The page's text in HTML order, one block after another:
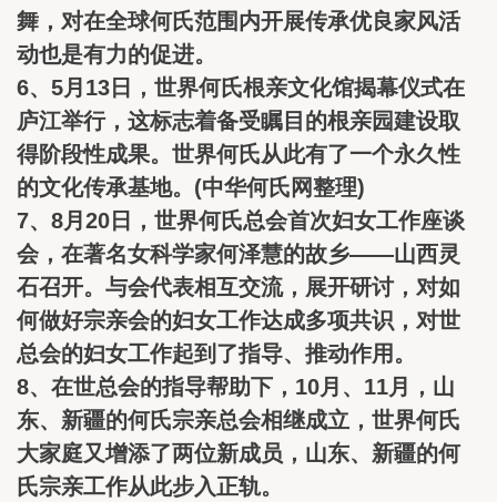
舞，对在全球何氏范围内开展传承优良家风活
动也是有力的促进。
6、5月13日，世界何氏根亲文化馆揭幕仪式在
庐江举行，这标志着备受瞩目的根亲园建设取
得阶段性成果。世界何氏从此有了一个永久性
的文化传承基地。(中华何氏网整理)
7、8月20日，世界何氏总会首次妇女工作座谈
会，在著名女科学家何泽慧的故乡——山西灵
石召开。与会代表相互交流，展开研讨，对如
何做好宗亲会的妇女工作达成多项共识，对世
总会的妇女工作起到了指导、推动作用。
8、在世总会的指导帮助下，10月、11月，山
东、新疆的何氏宗亲总会相继成立，世界何氏
大家庭又增添了两位新成员，山东、新疆的何
氏宗亲工作从此步入正轨。